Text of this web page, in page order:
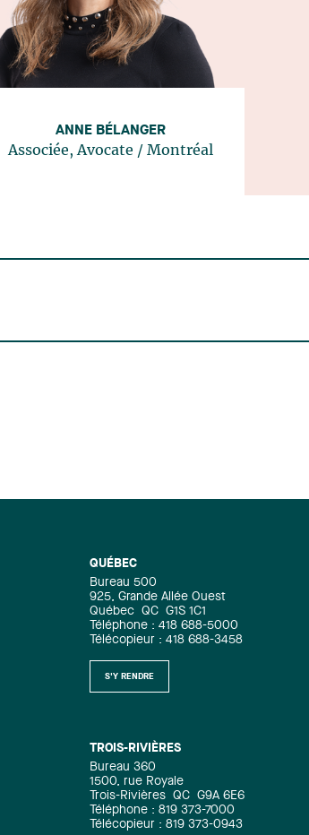
ANNE BÉLANGER
Associée, Avocate / Montréal
QUÉBEC
Bureau 500
925, Grande Allée Ouest
Québec QC G1S 1C1
Téléphone : 418 688-5000
Télécopieur : 418 688-3458
S'Y RENDRE
TROIS-RIVIÈRES
Bureau 360
1500, rue Royale
Trois-Rivières QC G9A 6E6
Téléphone : 819 373-7000
Télécopieur : 819 373-0943